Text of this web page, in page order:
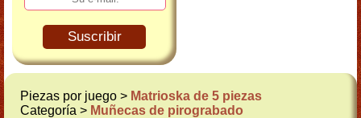
Suscribir
Piezas por juego > Matrioska de 5 piezas
Categoría > Muñecas de pirograbado